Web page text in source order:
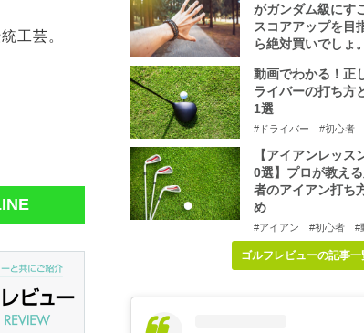
工芸。
がガンダム級にす
スコアアップを目
ら絶対買いでしょ。
動画でわかる！正
ライバーの打ち方
1選
#ドライバー #初心者
【アイアンレッス
0選】プロが教え
者のアイアン打ち
め
#アイアン #初心者 #
ゴルフレビューの記事